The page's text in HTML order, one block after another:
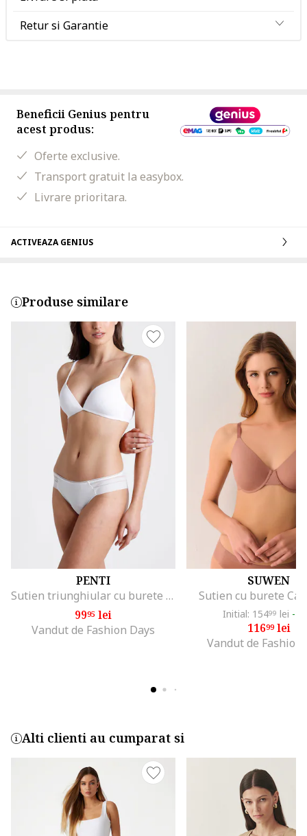
Retur si Garantie
Beneficii Genius pentru
acest produs:
Oferte exclusive.
Transport gratuit la easybox.
Livrare prioritara.
ACTIVEAZA GENIUS
Produse similare
PENTI
Sutien triunghiular cu burete si bretele multifunctionale, Alb
9995 lei
Vandut de Fashion Days
SUWEN
Sutien cu burete
Initial: 15499 lei -
11699lei
Vandut de Fashion
Alti clienti au cumparat si